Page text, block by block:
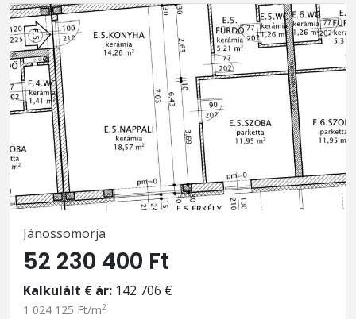
Jánossomorja
52 230 400 Ft
Kalkulált € ár: 142 706 €
1 024 125 Ft/m2